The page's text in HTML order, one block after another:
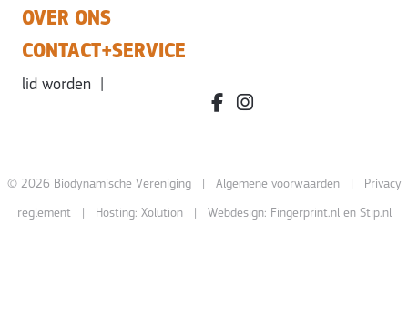
OVER ONS
CONTACT+SERVICE
lid worden
facebook.com/bdvereniging/
instagram.com/
© 2026 Biodynamische Vereniging | Algemene voorwaarden| Privacy
reglement| Hosting: Xolution| Webdesign: Fingerprint.nlen Stip.nl